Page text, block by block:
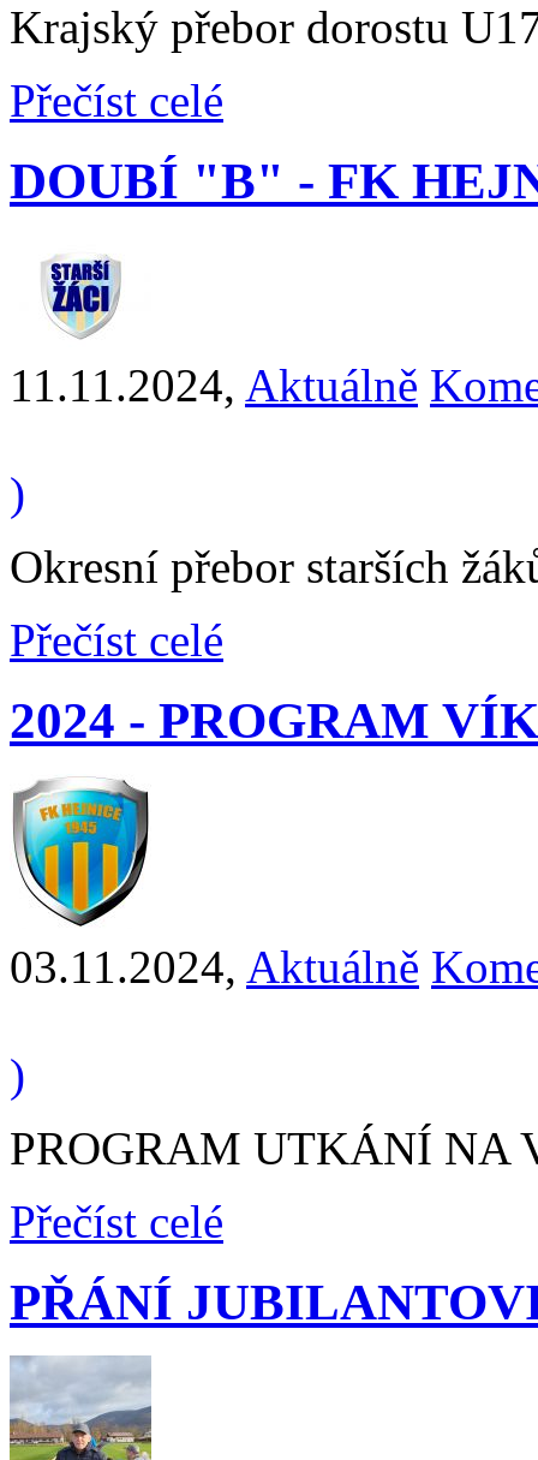
Krajský přebor dorostu
Přečíst celé
DOUBÍ "B" - FK
11.11.2024, Aktuálně
)
Okresní přebor starších
Přečíst celé
2024 - PROGRAM
03.11.2024, Aktuálně
)
PROGRAM UTKÁNÍ NA
Přečíst celé
PŘÁNÍ